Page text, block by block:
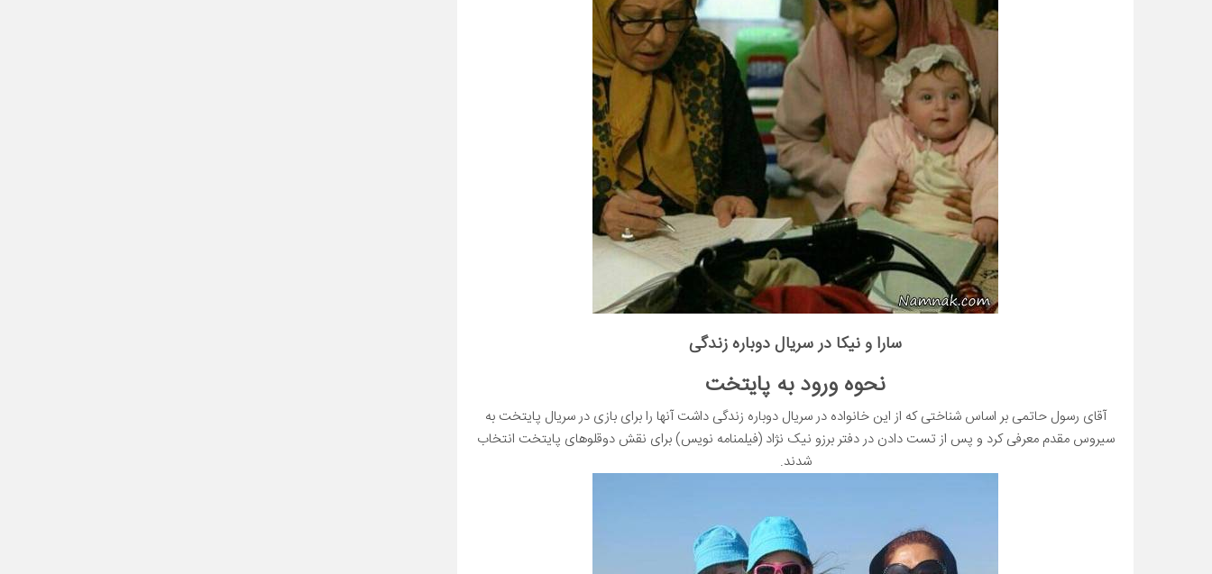
سارا و نیکا در سریال دوباره زندگی
نحوه ورود به پایتخت
آقای رسول حاتمی بر اساس شناختی که از این خانواده در سریال دوباره زندگی داشت آنها را برای بازی در سریال پایتخت به
سیروس مقدم معرفی کرد و پس از تست دادن در دفتر برزو نیک نژاد (فیلمنامه نویس) برای نقش دوقلوهای پایتخت انتخاب
شدند.